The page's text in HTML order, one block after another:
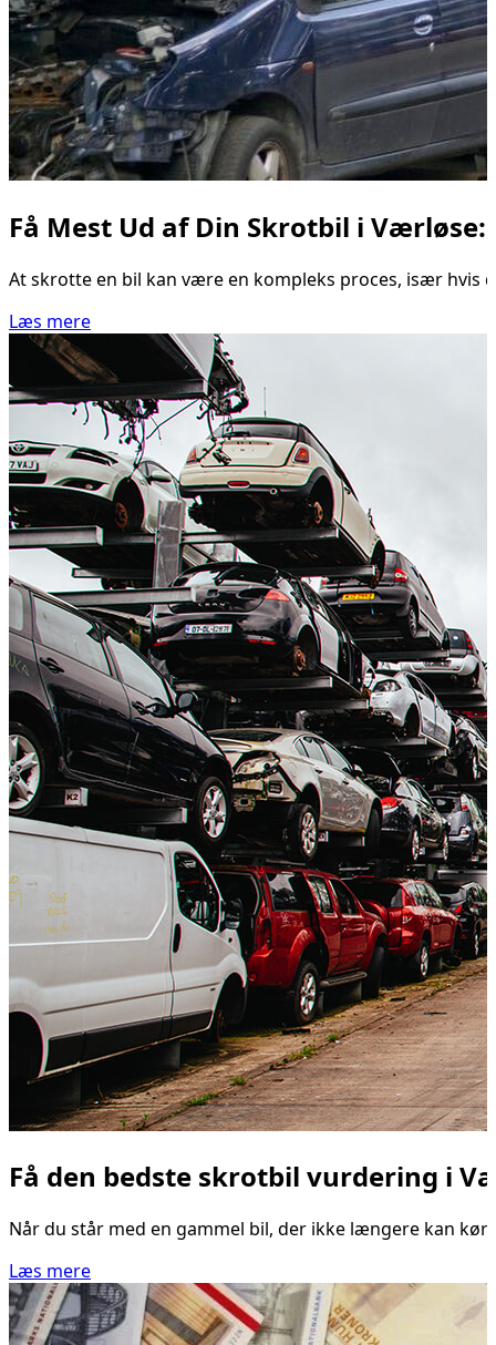
Få Mest Ud af Din Skrotbil i
At skrotte en bil kan være en kompleks proces, især hvis
Læs mere
Få den bedste skrotbil vurdering i
Når du står med en gammel bil, der ikke længere kan
Læs mere